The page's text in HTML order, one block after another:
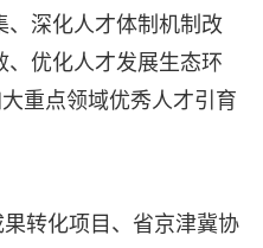
、深化人才体制机制改
、优化人才发展生态环
重点领域优秀人才引育
转化项目、省京津冀协